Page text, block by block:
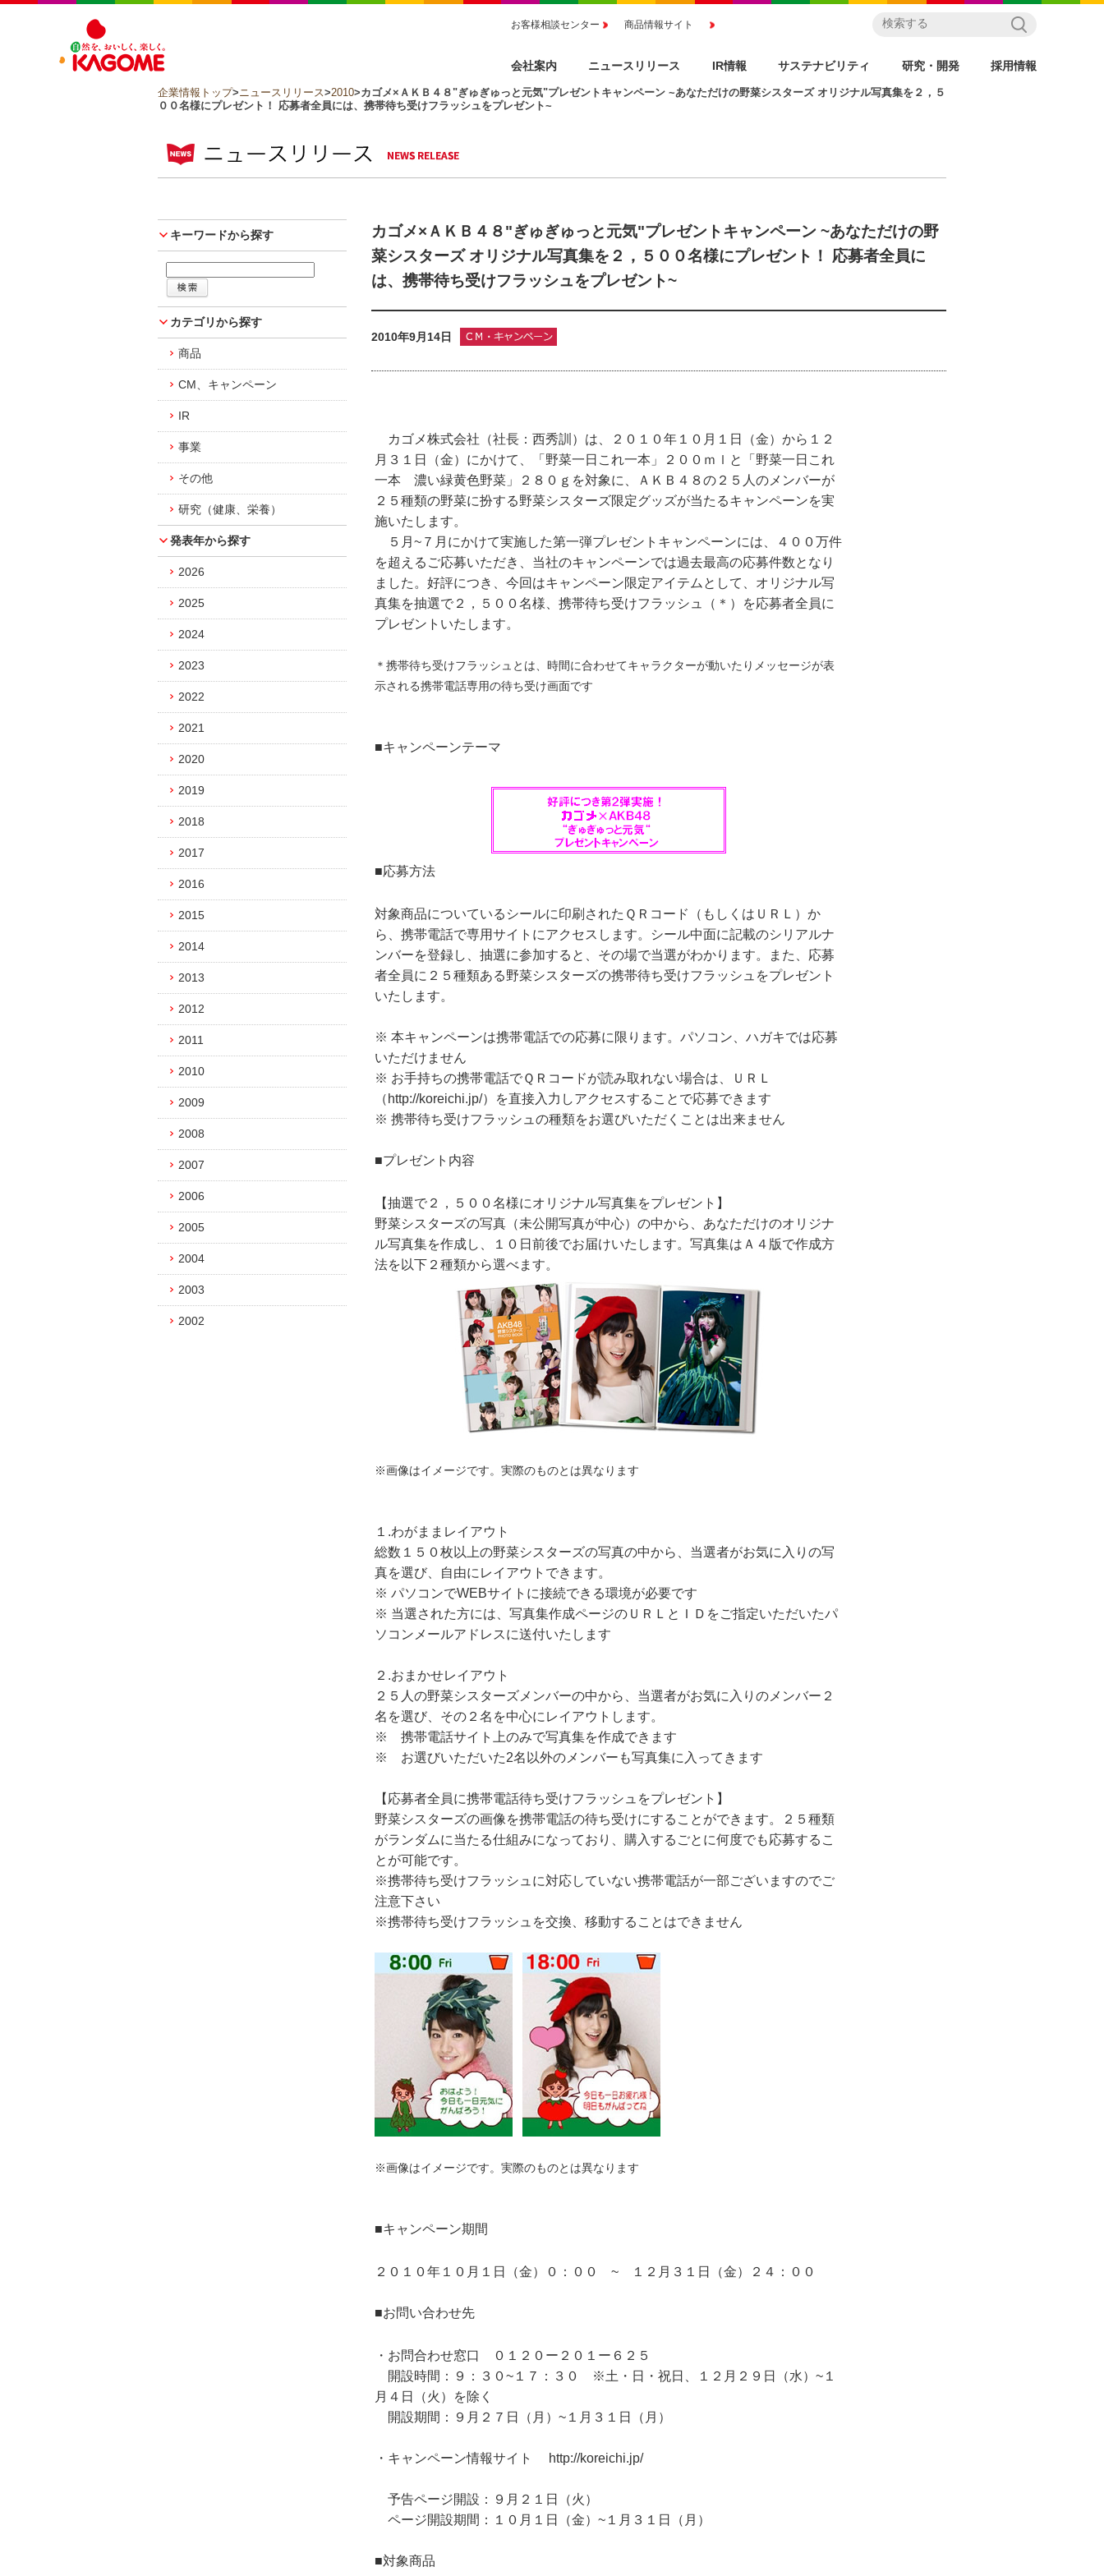
お客様相談センター 商品情報サイト
会社案内 ニュースリリース IR情報 サステナビリティ 研究・開発 採用情報
企業情報トップ>ニュースリリース>2010>カゴメ×ＡＫＢ４８"ぎゅぎゅっと元気"プレゼントキャンペーン ~あなただけの野菜シスターズ オリジナル写真集を２，５
００名様にプレゼント！ 応募者全員には、携帯待ち受けフラッシュをプレゼント~
カゴメ×ＡＫＢ４８"ぎゅぎゅっと元気"プレゼントキャンペーン ~あなただけの野
菜シスターズ オリジナル写真集を２，５００名様にプレゼント！ 応募者全員に
は、携帯待ち受けフラッシュをプレゼント~
2010年9月14日
カゴメ株式会社（社長：西秀訓）は、２０１０年１０月１日（金）から１２
月３１日（金）にかけて、「野菜一日これ一本」２００ｍｌと「野菜一日これ
一本 濃い緑黄色野菜」２８０ｇを対象に、ＡＫＢ４８の２５人のメンバーが
２５種類の野菜に扮する野菜シスターズ限定グッズが当たるキャンペーンを実
施いたします。
５月~７月にかけて実施した第一弾プレゼントキャンペーンには、４００万件
を超えるご応募いただき、当社のキャンペーンでは過去最高の応募件数となり
ました。好評につき、今回はキャンペーン限定アイテムとして、オリジナル写
真集を抽選で２，５００名様、携帯待ち受けフラッシュ（＊）を応募者全員に
プレゼントいたします。
＊携帯待ち受けフラッシュとは、時間に合わせてキャラクターが動いたりメッセージが表
示される携帯電話専用の待ち受け画面です
■キャンペーンテーマ
■応募方法
対象商品についているシールに印刷されたＱＲコード（もしくはＵＲＬ）か
ら、携帯電話で専用サイトにアクセスします。シール中面に記載のシリアルナ
ンバーを登録し、抽選に参加すると、その場で当選がわかります。また、応募
者全員に２５種類ある野菜シスターズの携帯待ち受けフラッシュをプレゼント
いたします。
※ 本キャンペーンは携帯電話での応募に限ります。パソコン、ハガキでは応募
いただけません
※ お手持ちの携帯電話でＱＲコードが読み取れない場合は、ＵＲＬ
（ http://koreichi.jp/）を直接入力しアクセスすることで応募できます
※ 携帯待ち受けフラッシュの種類をお選びいただくことは出来ません
■プレゼント内容
【抽選で２，５００名様にオリジナル写真集をプレゼント】
野菜シスターズの写真（未公開写真が中心）の中から、あなただけのオリジナ
ル写真集を作成し、１０日前後でお届けいたします。写真集はＡ４版で作成方
法を以下２種類から選べます。
※画像はイメージです。実際のものとは異なります
１.わがままレイアウト
総数１５０枚以上の野菜シスターズの写真の中から、当選者がお気に入りの写
真を選び、自由にレイアウトできます。
※ パソコンでWEBサイトに接続できる環境が必要です
※ 当選された方には、写真集作成ページのＵＲＬとＩＤをご指定いただいたパ
ソコンメールアドレスに送付いたします
２.おまかせレイアウト
２５人の野菜シスターズメンバーの中から、当選者がお気に入りのメンバー２
名を選び、その２名を中心にレイアウトします。
※ 携帯電話サイト上のみで写真集を作成できます
※ お選びいただいた2名以外のメンバーも写真集に入ってきます
【応募者全員に携帯電話待ち受けフラッシュをプレゼント】
野菜シスターズの画像を携帯電話の待ち受けにすることができます。２５種類
がランダムに当たる仕組みになっており、購入するごとに何度でも応募するこ
とが可能です。
※携帯待ち受けフラッシュに対応していない携帯電話が一部ございますのでご
注意下さい
※携帯待ち受けフラッシュを交換、移動することはできません
※画像はイメージです。実際のものとは異なります
■キャンペーン期間
２０１０年１０月１日（金）０：００ ~ １２月３１日（金）２４：００
■お問い合わせ先
・お問合わせ窓口 ０１２０ー２０１ー６２５
開設時間：９：３０~１７：３０ ※土・日・祝日、１２月２９日（水）~１
月４日（火）を除く
開設期間：９月２７日（月）~１月３１日（月）
・キャンペーン情報サイト http://koreichi.jp/
予告ページ開設：９月２１日（火）
ページ開設期間：１０月１日（金）~１月３１日（月）
■対象商品
キーワードから探す
カテゴリから探す
商品
CM、キャンペーン
IR
事業
その他
研究（健康、栄養）
発表年から探す
2026
2025
2024
2023
2022
2021
2020
2019
2018
2017
2016
2015
2014
2013
2012
2011
2010
2009
2008
2007
2006
2005
2004
2003
2002